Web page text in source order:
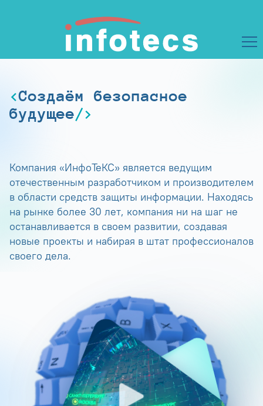
Создаём безопасное
будущее
Компания «ИнфоТеКС» является ведущим
отечественным разработчиком и производителем
в области средств защиты информации. Находясь
на рынке более 30 лет, компания ни на шаг не
останавливается в своем развитии, создавая
новые проекты и набирая в штат профессионалов
своего дела.